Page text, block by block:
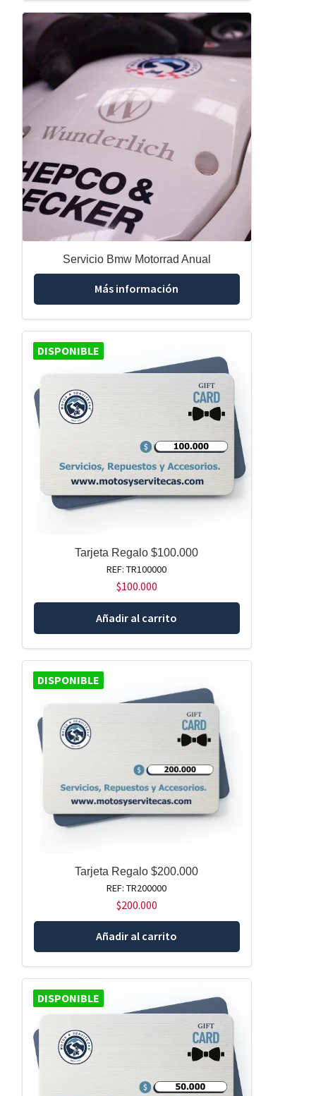
Servicio Bmw Motorrad Anual
Más información
DISPONIBLE
Tarjeta Regalo $100.000
REF: TR100000
$100.000
Añadir al carrito
DISPONIBLE
Tarjeta Regalo $200.000
REF: TR200000
$200.000
Añadir al carrito
DISPONIBLE